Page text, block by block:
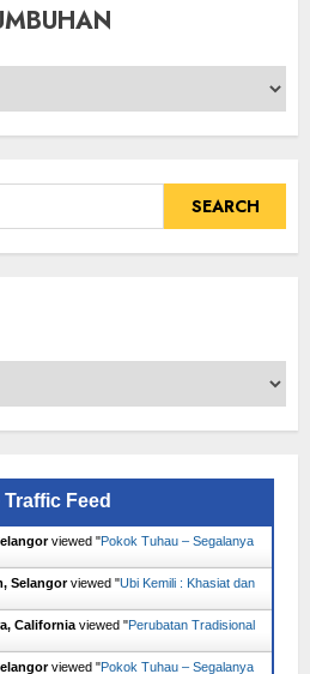
Traffic Feed
viewed "Pokok Tuhau – Segalanya
Selangorviewed "Ubi Kemili : Khasiat dan
California viewed "Perubatan Tradisional
viewed "Pokok Tuhau – Segalanya